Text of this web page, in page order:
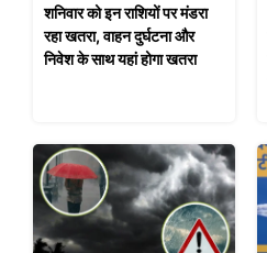
शनिवार को इन राशियों पर मंडरा
रहा खतरा, वाहन दुर्घटना और
निवेश के साथ यहां होगा खतरा